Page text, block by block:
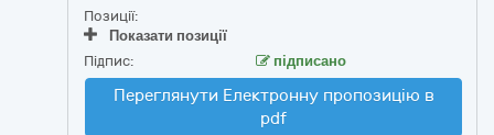
Позиції:
Показати позиції
Підпис:
підписано
Переглянути Електронну пропозицію в
pdf